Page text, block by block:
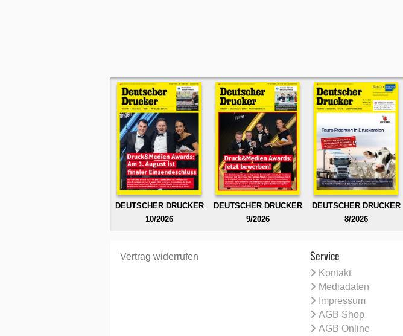
DEUTSCHER DRUCKER
10/2026
DEUTSCHER DRUCKER
9/2026
DEUTSCHER DRUCKER
8/2026
Vertrag widerrufen Service
Kontakt
Mediadaten
Impressum
AGB Shop
AGB Online